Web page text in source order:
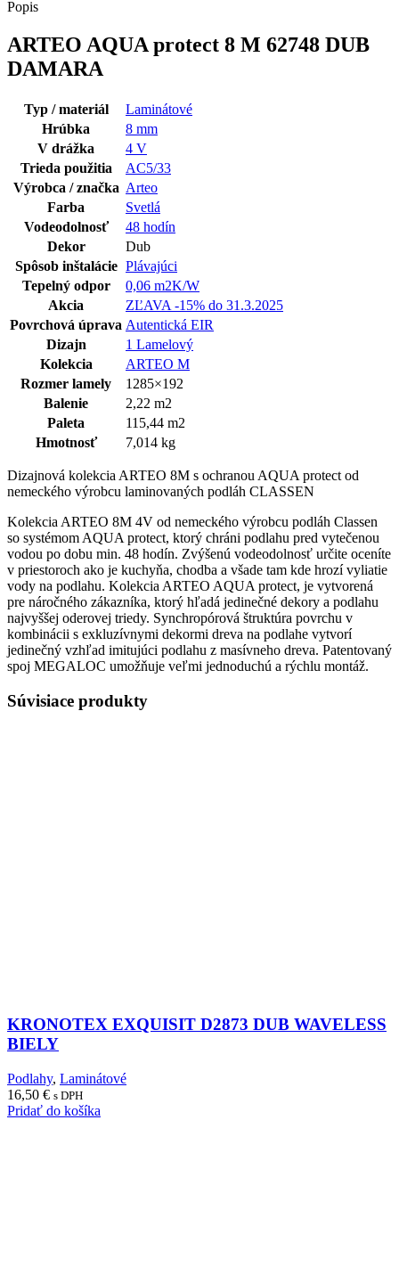
62748
DAMARA
Popis
ARTEO AQUA protect 8 M 62748 DUB
DAMARA
Typ / materiál
Laminátové
Hrúbka
8 mm
V drážka
4 V
Trieda použitia
AC5/33
Výrobca / značka Arteo
Farba
Svetlá
Vodeodolnosť
48 hodín
Dekor
Dub
Spôsob inštalácie Plávajúci
Tepelný odpor
0,06 m2K/W
Akcia
ZĽAVA -15% do 31.3.2025
Povrchová úprava Autentická EIR
Dizajn
1 Lamelový
Kolekcia
ARTEO M
Rozmer lamely
1285×192
Balenie
2,22 m2
Paleta
115,44 m2
Hmotnosť
7,014 kg
Dizajnová kolekcia ARTEO 8M s ochranou AQUA protect od
nemeckého výrobcu laminovaných podláh CLASSEN
Kolekcia ARTEO 8M 4V od nemeckého výrobcu podláh Classen
so systémom AQUA protect, ktorý chráni podlahu pred vytečenou
vodou po dobu min. 48 hodín. Zvýšenú vodeodolnosť určite oceníte
v priestoroch ako je kuchyňa, chodba a všade tam kde hrozí vyliatie
vody na podlahu. Kolekcia ARTEO AQUA protect, je vytvorená
pre náročného zákazníka, ktorý hľadá jedinečné dekory a podlahu
najvyššej oderovej triedy. Synchropórová štruktúra povrchu v
kombinácii s exkluzívnymi dekormi dreva na podlahe vytvorí
jedinečný vzhľad imitujúci podlahu z masívneho dreva. Patentovaný
spoj MEGALOC umožňuje veľmi jednoduchú a rýchlu montáž.
Súvisiace produkty
KRONOTEX EXQUISIT D2873 DUB WAVELESS
BIELY
Podlahy, Laminátové
16,50 € s DPH
Pridať do košíka